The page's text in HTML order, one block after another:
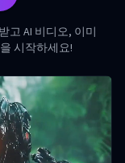
고 AI 비디오, 이미
시작하세요!